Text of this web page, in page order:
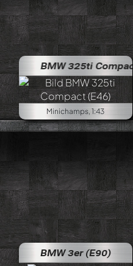
BMW 325ti Compact
Minichamps, 1:43
BMW 3er (E90)